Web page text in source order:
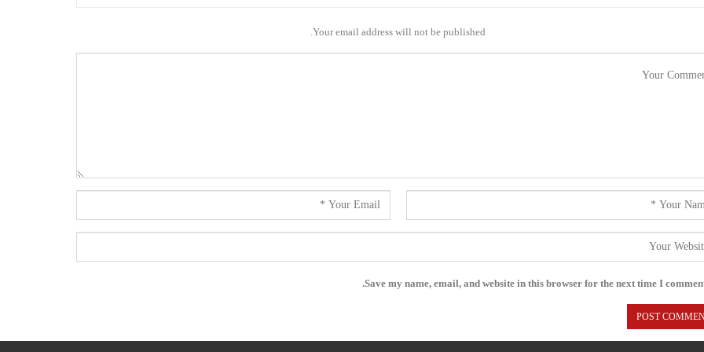
Your email address will not be published.
Save my name, email, and website in this browser for the next time I